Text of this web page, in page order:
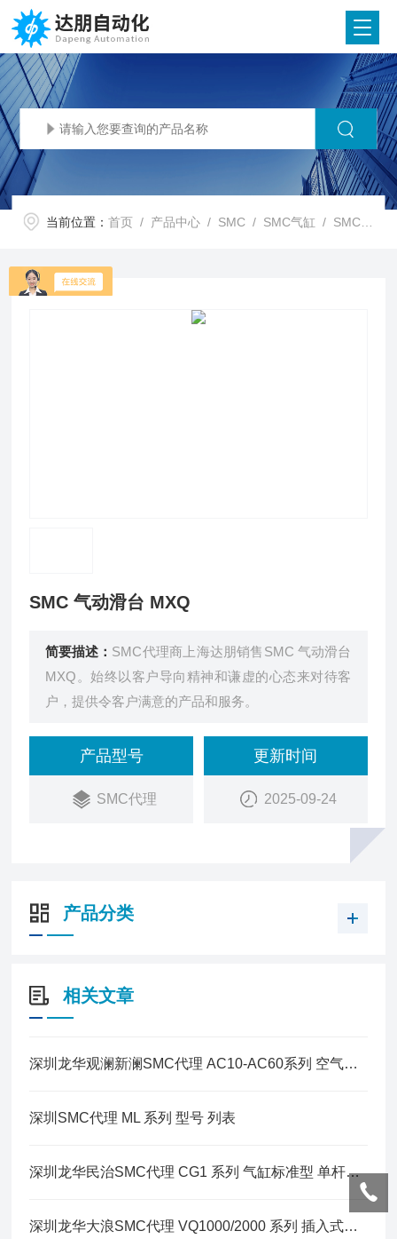
当前位置：首页 / 产品中心 / SMC / SMC气缸 / SMC代理SMC 气动滑台 MXQ
SMC 气动滑台 MXQ
简要描述： SMC代理商上海达朋销售SMC 气动滑台
MXQ。始终以客户导向精神和谦虚的心态来对待客
户，提供令客户满意的产品和服务。
产品型号
SMC代理
更新时间
2025-09-24
产品分类
相关文章
深圳龙华观澜新澜SMC代理 AC10-AC60系列 空气组合元件
深圳SMC代理 ML 系列 型号 列表
深圳龙华民治SMC代理 CG1 系列 气缸标准型 单杆双作用
深圳龙华大浪SMC代理 VQ1000/2000 系列 插入式组件